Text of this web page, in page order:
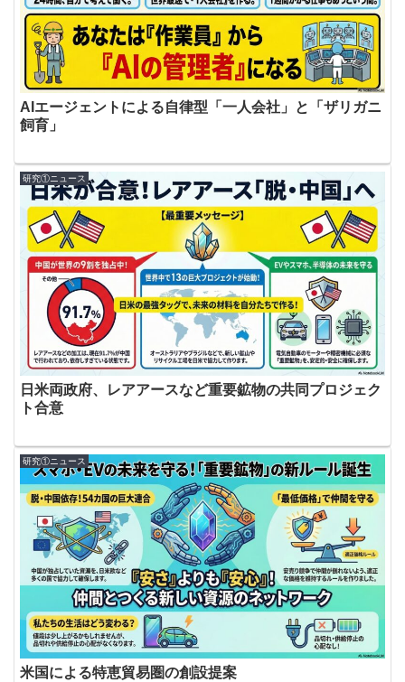
AIエージェントによる自律型「一人会社」と「ザリガニ
飼育」
研究①ニュース
日米両政府、レアアースなど重要鉱物の共同プロジェク
ト合意
研究①ニュース
米国による特恵貿易圏の創設提案